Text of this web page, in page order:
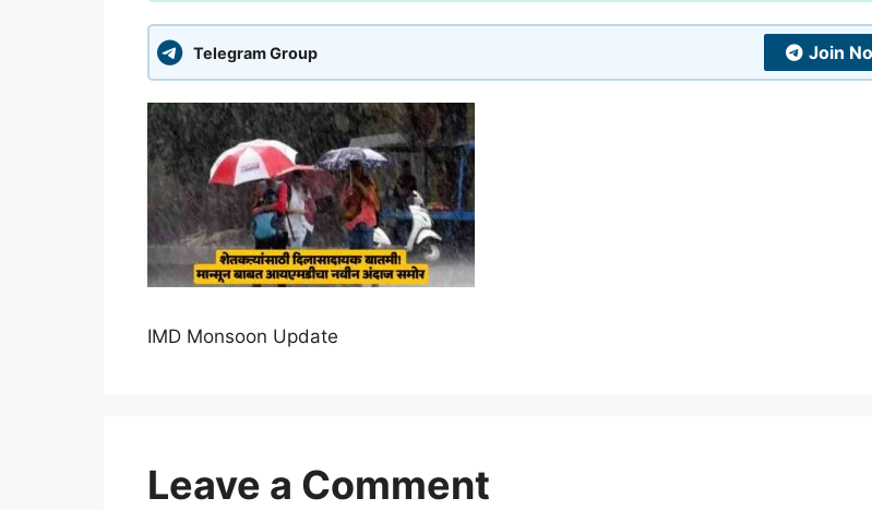
Telegram Group Join
IMD Monsoon Update
Leave a Comment